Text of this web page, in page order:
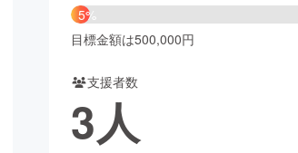
ューティー・ヘルスケア
5%
目標金額は500,000円
支援者数
3人